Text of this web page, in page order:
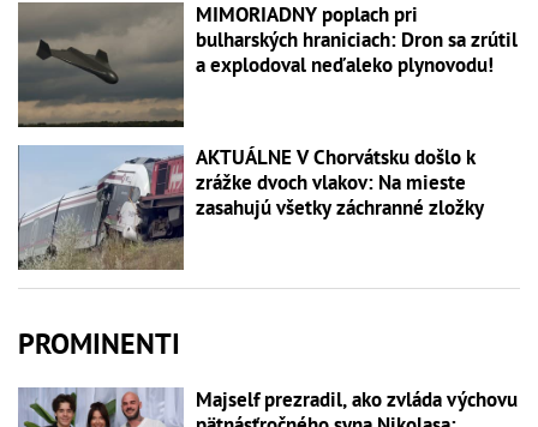
MIMORIADNY poplach pri
bulharských hraniciach: Dron sa zrútil
a explodoval neďaleko plynovodu!
AKTUÁLNE V Chorvátsku došlo k
zrážke dvoch vlakov: Na mieste
zasahujú všetky záchranné zložky
PROMINENTI
Majself prezradil, ako zvláda výchovu